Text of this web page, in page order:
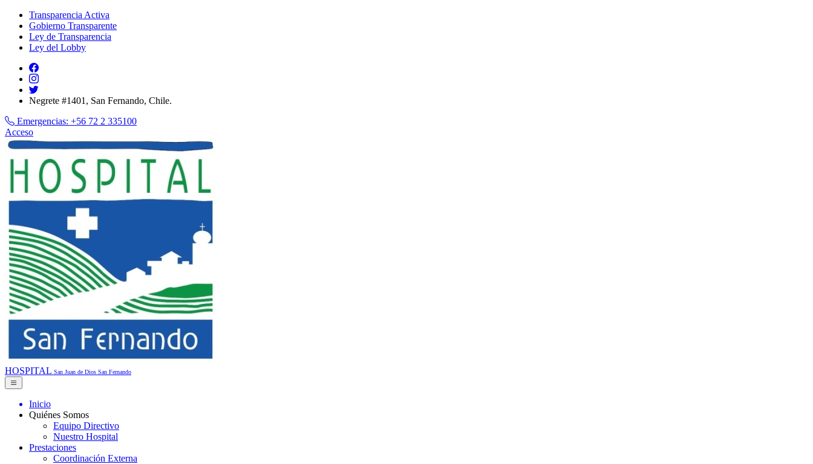
Transparencia Activa
Gobierno Transparente
Ley de Transparencia
Ley del Lobby
Negrete #1401, San Fernando, Chile.
Emergencias: +56 72 2 335100
Acceso
HOSPITAL San Juan de Dios San Fernando
Inicio
Quiénes Somos
Equipo Directivo
Nuestro Hospital
Prestaciones
Coordinación Externa